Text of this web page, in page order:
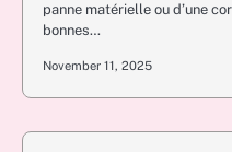
panne matérielle ou d’une
bonnes…
November 11, 2025